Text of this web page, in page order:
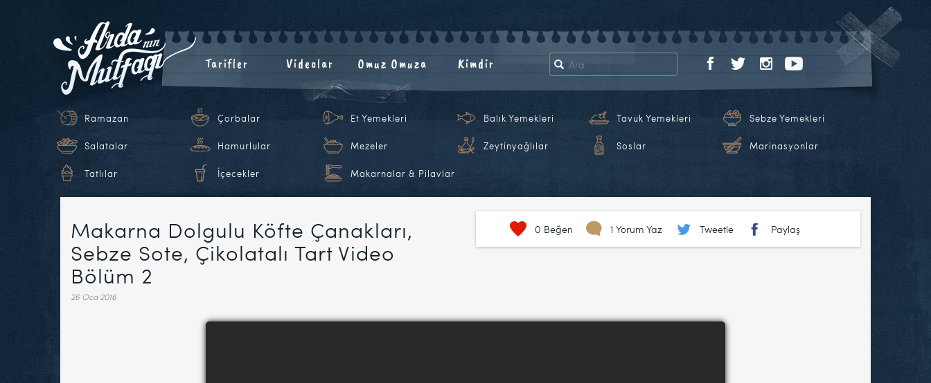
Tarifler Videolar Omuz Omuza Kimdir
Ramazan Çorbalar Et Yemekleri Balık Yemekleri Tavuk Yemekleri Sebze Yemekleri
Salatalar Hamurlular Mezeler Zeytinyağlılar Soslar Marinasyonlar
Tatlılar İçecekler Makarnalar & Pilavlar
Makarna Dolgulu Köfte Çanakları,
Sebze Sote, Çikolatalı Tart Video
Bölüm 2
26 Oca 2016
0 Beğen 1 Yorum Yaz Tweetle Paylaş